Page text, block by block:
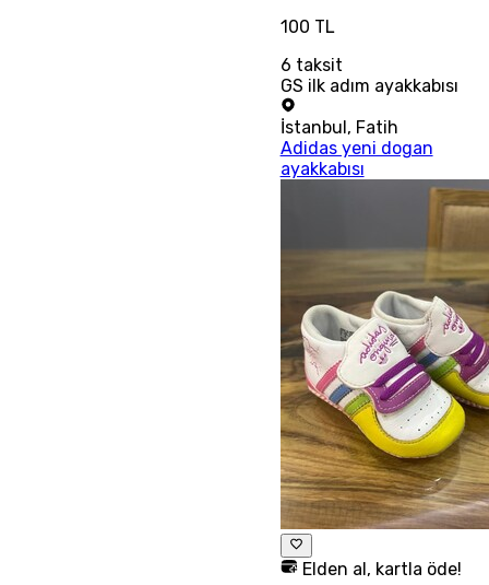
100 TL
6 taksit
GS ilk adım ayakkabısı
İstanbul, Fatih
Adidas yeni dogan
ayakkabısı
Elden al, kartla öde!